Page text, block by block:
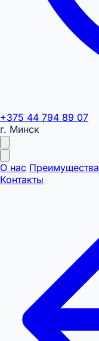
+375 44 794 89 07
г. Минск
О нас Преимущества
Контакты